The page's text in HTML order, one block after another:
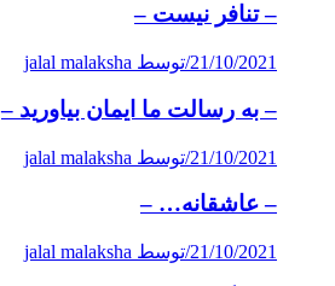
– تنافر نیست –
21/10/2021
/توسط jalal malaksha
– به رسالت ما ایمان بیاورید –
21/10/2021
/توسط jalal malaksha
– عاشقانه… –
21/10/2021
/توسط jalal malaksha